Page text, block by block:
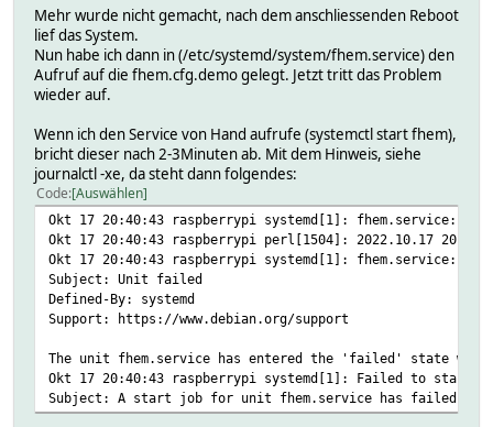
Mehr wurde nicht gemacht, nach dem anschliessenden Reboot
lief das System.
Nun habe ich dann in (/etc/systemd/system/fhem.service) den
Aufruf auf die fhem.cfg.demo gelegt. Jetzt tritt das Problem
wieder auf.
Wenn ich den Service von Hand aufrufe (systemctl start fhem),
bricht dieser nach 2-3Minuten ab. Mit dem Hinweis, siehe
journalctl -xe, da steht dann folgendes:
Code Auswählen
Okt 17 20:40:43 raspberrypi systemd[1]: fhem.service:
Okt 17 20:40:43 raspberrypi perl[1504]: 2022.10.17
Okt 17 20:40:43 raspberrypi systemd[1]: fhem.service:
Subject: Unit failed
Defined-By: systemd
Support: https://www.debian.org/support
The unit fhem.service has entered the 'failed' state
Okt 17 20:40:43 raspberrypi systemd[1]: Failed to start
Subject: A start job for unit fhem.service has failed